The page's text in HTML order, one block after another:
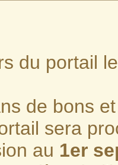
du portail
de bons
sera
au 1er